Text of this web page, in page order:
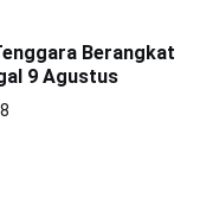
Berangkat
9 Agustus